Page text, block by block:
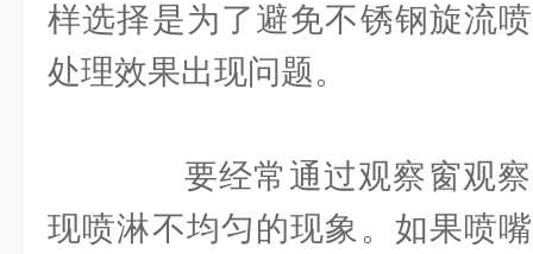
样选择是为了避免不锈钢旋流
处理效果出现问题。
要经常通过观察窗观察
现喷淋不均匀的现象。如果喷